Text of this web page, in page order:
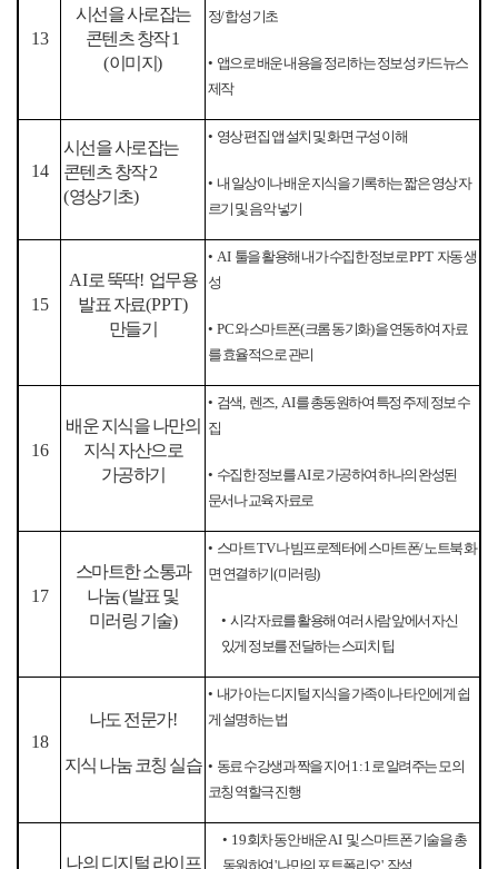
13
시선을 사로잡는
콘텐츠 창작1
(이미지)
정/합성 기초
• 앱으로 배운 내용을 정리하는 정보성 카드뉴스
제작
14
시선을 사로잡는
콘텐츠 창작2
(영상기초)
• 영상 편집 앱 설치 및 화면 구성 이해
• 내 일상이나 배운 지식을 기록하는 짧은 영상 자
르기 및 음악 넣기
15
AI로 뚝딱! 업무용
발표 자료(PPT)
만들기
• AI 툴을 활용해 내가 수집한 정보로PPT 자동 생
성
• PC와 스마트폰(크롬 동기화)을 연동하여 자료
를 효율적으로 관리
16
배운 지식을 나만의
지식 자산으로
가공하기
• 검색, 렌즈, AI를 총동원하여 특정 주제 정보 수
집
• 수집한 정보를AI로 가공하여 하나의 완성된
문서나 교육 자료로
17
스마트한 소통과
나눔(발표 및
미러링 기술)
• 스마트TV나 빔프로젝터에 스마트폰/노트북 화
면 연결하기(미러링)
• 시각 자료를 활용해 여러 사람 앞에서 자신
있게 정보를 전달하는 스피치 팁
18
나도 전문가!
지식 나눔 코칭 실습
• 내가 아는 디지털 지식을 가족이나 타인에게 쉽
게 설명하는 법
• 동료 수강생과 짝을 지어 1:1 로 알려주는 모의
코칭 역할극 진행
나의 디지털 라이프
• 19회차 동안 배운AI 및 스마트폰 기술을 총
동원하여'나만의 포트폴리오' 작성